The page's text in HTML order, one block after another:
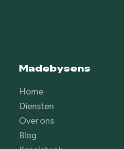
Madebysens
Home
Diensten
Over ons
Blog